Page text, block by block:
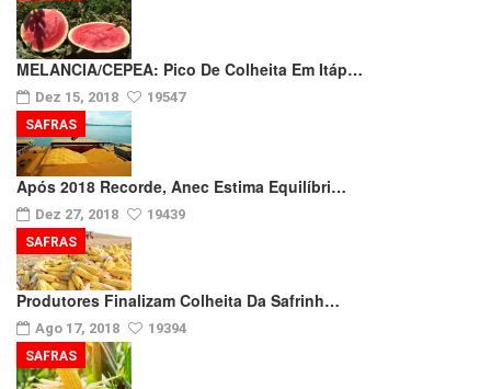
MELANCIA/CEPEA: Pico De Colheita Em Itáp…
Dez 15, 2018 19547
Após 2018 Recorde, Anec Estima Equilíbri…
Dez 27, 2018 19439
SAFRAS
Produtores Finalizam Colheita Da Safrinh…
Ago 17, 2018 19394
SAFRAS
SAFRAS